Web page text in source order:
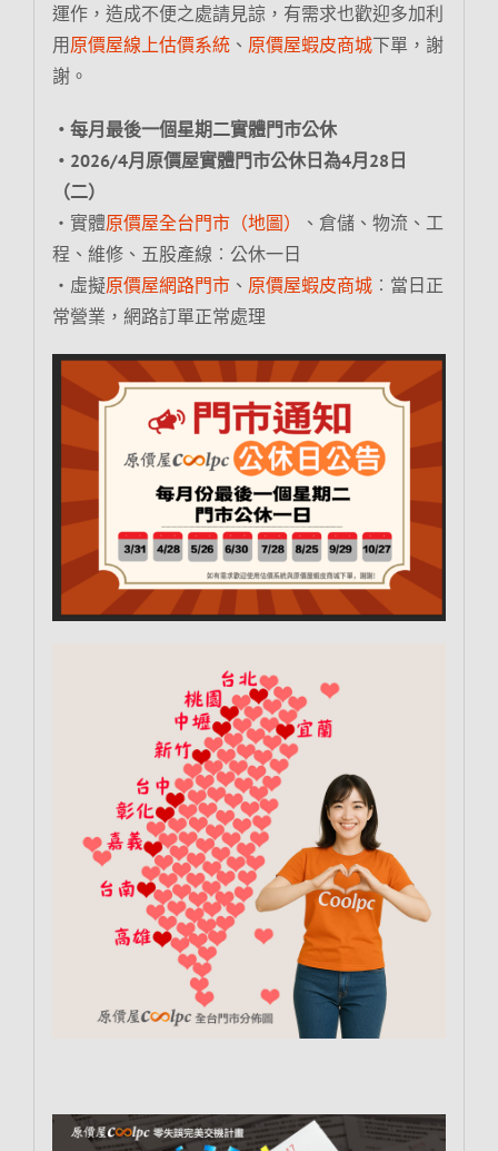
運作，造成不便之處請見諒，有需求也歡迎多加利
用原價屋線上估價系統、 原價屋蝦皮商城下單，謝
謝。
‧每月最後一個星期二實體門市公休
‧2026/4月原價屋實體門市公休日為4月28日
（二）
‧實體原價屋全台門市（地圖）
、倉儲、物流、工
程、維修、五股產線︰公休一日
‧虛擬原價屋網路門市、 原價屋蝦皮商城︰當日正
常營業，網路訂單正常處理